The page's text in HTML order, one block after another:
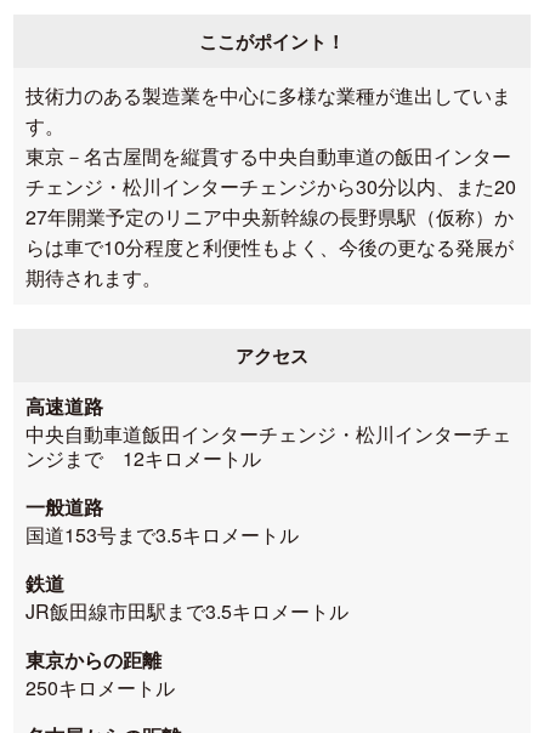
ここがポイント！
技術力のある製造業を中心に多様な業種が進出していま
す。
東京－名古屋間を縦貫する中央自動車道の飯田インター
チェンジ・松川インターチェンジから30分以内、また20
27年開業予定のリニア中央新幹線の長野県駅（仮称）か
らは車で10分程度と利便性もよく、今後の更なる発展が
期待されます。
アクセス
高速道路
中央自動車道飯田インターチェンジ・松川インターチェ
ンジまで 12キロメートル
一般道路
国道153号まで3.5キロメートル
鉄道
JR飯田線市田駅まで3.5キロメートル
東京からの距離
250キロメートル